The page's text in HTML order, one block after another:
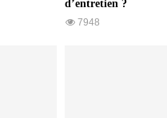
d’entretien ?
7948